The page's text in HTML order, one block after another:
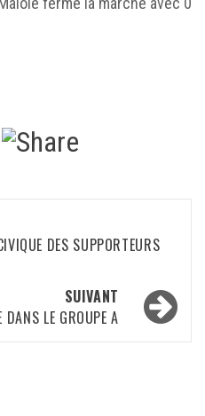
Gmail
DES SUPPORTEURS
SUIVANT
DANS LE GROUPE A